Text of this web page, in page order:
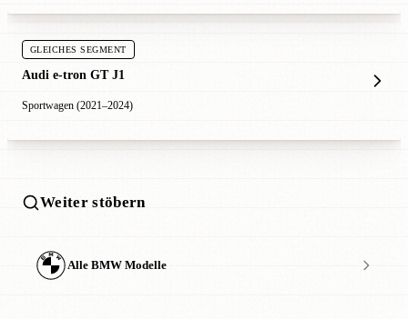
GLEICHES SEGMENT
Audi e-tron GT J1
Sportwagen (2021–2024)
Weiter stöbern
Alle BMW Modelle